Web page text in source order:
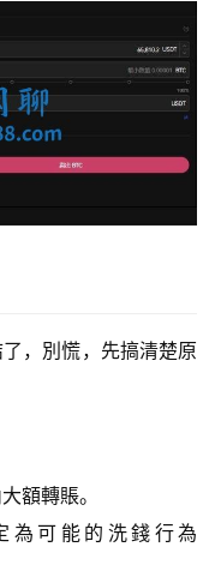
，別慌，先搞清楚原
額轉賬。
為可能的洗錢行為